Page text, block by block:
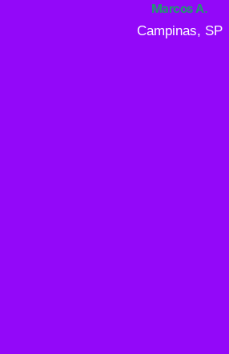
Marcos A.
Campinas, SP